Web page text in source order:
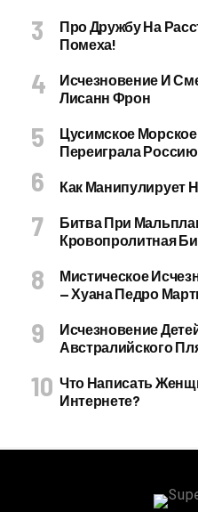
Про Дружбу На
Помеха!
Исчезновение И
Лисанн Фрон
Цусимское
Переиграла Россию
Как Манипулирует
Битва При
Кровопролитная
Мистическое
— Хуана Педро
Исчезновение
Австралийского
Что Написать
Интернете?